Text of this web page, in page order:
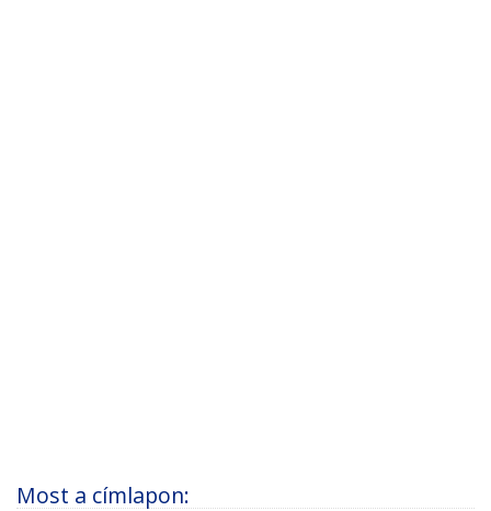
Most a címlapon: